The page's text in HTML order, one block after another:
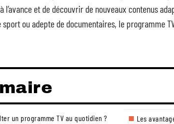
l’avance et de découvrir de nouveaux contenus
sport ou adepte de documentaires, le programme
un programme TV au quotidien ? Les